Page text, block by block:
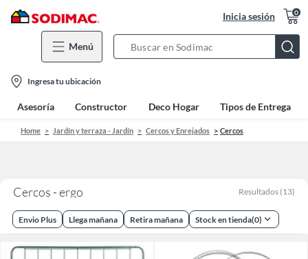
Inicia sesión 0
Menú
Bar
location-
icon
Ingresa tu ubicación
Asesoría Constructor Deco Hogar Tipos de Entrega
Home Jardín y terraza - Jardín Cercos y Enrejados Cercos
Cercos - ergo Resultados (13)
Envio Plus Llega mañana Retira mañana Stock en tienda(0)